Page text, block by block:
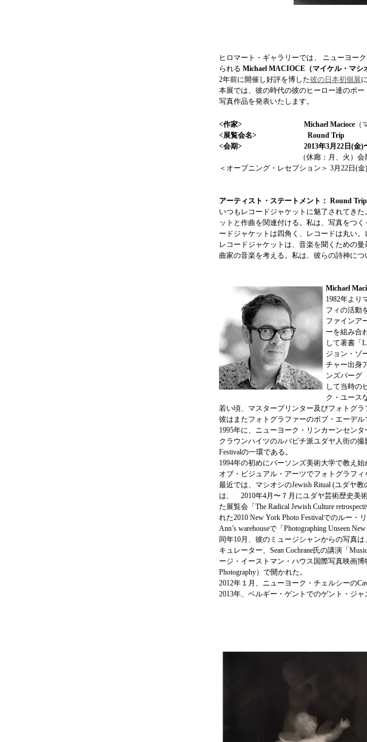
ヒロマート・ギャラリーでは、 ニューヨー
られる Michael MACIOCE（マイケル・マシ
2年前に開催し好評を博した彼の日本初個展
本展では、彼の時代の彼のヒーロー達のポ
写真作品を発表いたします。
<作家> Michael Macioce （
<展覧会名> Round Trip
<会期> 2013年3月22日(金)〜4月
（休廊：月、火）会期以外の
＜オープニング・レセプション＞ 3月22日(
アーティスト・ステートメント： Round Trip
いつもレコードジャケットに魅了されてき
ットと作曲を関連付ける。私は、写真をつ
ードジャケットは四角く、レコードは丸い
レコードジャケットは、音楽を聞くための
曲家の音楽を考える。私は、彼らの詩神につ
Michael
1982年より
フィの活動
ファインア
ーを組み合
して著書「
ジョン・ゾ
チャー出身
ンズバーグ
して当時の
ク・ユース
若い頃、マスタープリンター及びフォトグ
彼はまたフォトグラファーのボブ・エーデ
1995年に、ニューヨーク・リンカーンセン
クラウンハイツのルバビチ派ユダヤ人街の撮
Festivalの一環である。
1994年の初めにパーソンズ美術大学で教え
オブ・ビジュアル・アーツでフォトグラフィ
最近では、マシオシのJewish Ritual (ユダヤ
は、 2010年4月〜７月にユダヤ芸術歴史美術
た展覧会「The Radical Jewish Culture
れた2010 New York Photo Festivalでのルー・
Ann’s warehouseで「Photographing Unseen
同年10月、彼のミュージシャンからの写真
キュレーター、Sean Cochrane氏の講演「
ージ・イーストマン・ハウス国際写真映画博
Photography）で開かれた。
2012年１月、ニューヨーク・チェルシーの
2013年、ベルギー・ゲントでのゲント・ジ